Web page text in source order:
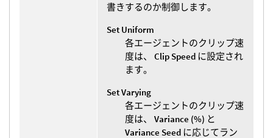
書きするのか制御します。
Set Uniform
各エージェントのクリップ速
度は、 Clip Speed に設定され
ます。
Set Varying
各エージェントのクリップ速
度は、 Variance (%) と
Variance Seed に応じてラン